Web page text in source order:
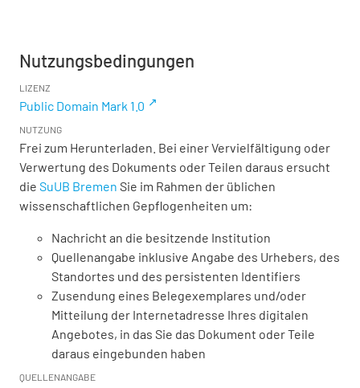
Nutzungsbedingungen
LIZENZ
Public Domain Mark 1.0
NUTZUNG
Frei zum Herunterladen. Bei einer Vervielfältigung oder
Verwertung des Dokuments oder Teilen daraus ersucht
die SuUB Bremen Sie im Rahmen der üblichen
wissenschaftlichen Gepflogenheiten um:
Nachricht an die besitzende Institution
Quellenangabe inklusive Angabe des Urhebers, des
Standortes und des persistenten Identifiers
Zusendung eines Belegexemplares und/oder
Mitteilung der Internetadresse Ihres digitalen
Angebotes, in das Sie das Dokument oder Teile
daraus eingebunden haben
QUELLENANGABE